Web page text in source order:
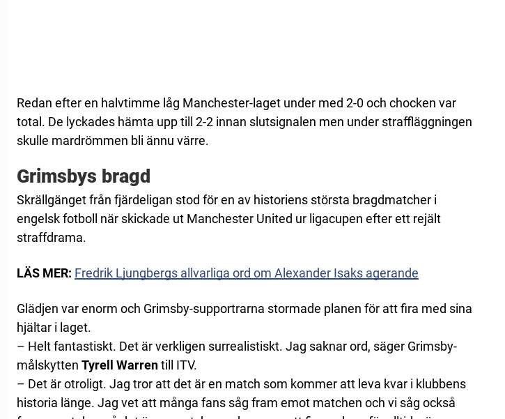
Redan efter en halvtimme låg Manchester-laget under med 2-0 och chocken var
total. De lyckades hämta upp till 2-2 innan slutsignalen men under straffläggningen
skulle mardrömmen bli ännu värre.
Grimsbys bragd
Skrällgänget från fjärdeligan stod för en av historiens största bragdmatcher i
engelsk fotboll när skickade ut Manchester United ur ligacupen efter ett rejält
straffdrama.
LÄS MER: Fredrik Ljungbergs allvarliga ord om Alexander Isaks agerande
Glädjen var enorm och Grimsby-supportrarna stormade planen för att fira med sina
hjältar i laget.
– Helt fantastiskt. Det är verkligen surrealistiskt. Jag saknar ord, säger Grimsby-
målskytten Tyrell Warrentill ITV.
– Det är otroligt. Jag tror att det är en match som kommer att leva kvar i klubbens
historia länge. Jag vet att många fans såg fram emot matchen och vi såg också